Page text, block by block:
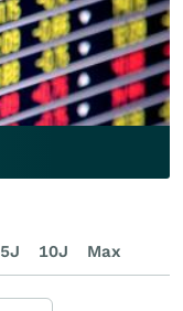
5J 10J Max